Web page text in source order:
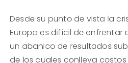
Desde su punto de vista la
Europa es difícil de enfrentar
un abanico de resultados
de los cuales conlleva